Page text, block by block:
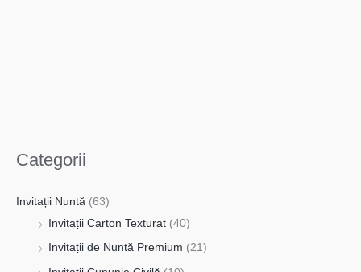
Categorii
Invitații Nuntă (63)
Invitații Carton Texturat (40)
Invitații de Nuntă Premium (21)